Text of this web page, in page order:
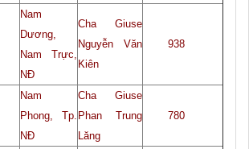
Nam
Dương,
Nam Trực,
NĐ
Cha Giuse
Nguyễn Văn
Kiên
938
Nam
Phong, Tp.
NĐ
Cha Giuse
Phan Trung
Lăng
780